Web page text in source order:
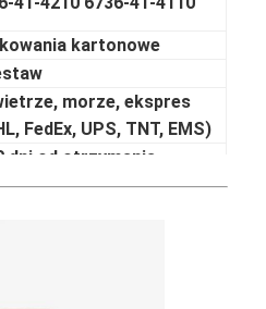
kartonowe
morze, ekspres
FedEx, UPS, TNT, EMS)
dni od otrzymania